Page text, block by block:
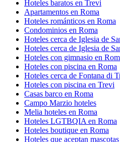
Hoteles baratos en Trevi
Apartamentos en Roma
Hoteles románticos en Roma
Condominios en Roma
Hoteles cerca de Iglesia de
Hoteles cerca de Iglesia de
Hoteles con gimnasio en
Hoteles con piscina en Roma
Hoteles cerca de Fontana di
Hoteles con piscina en Trevi
Casas barco en Roma
Campo Marzio hoteles
Melia hoteles en Roma
Hoteles LGTBQIA en Roma
Hoteles boutique en Roma
Hoteles que aceptan